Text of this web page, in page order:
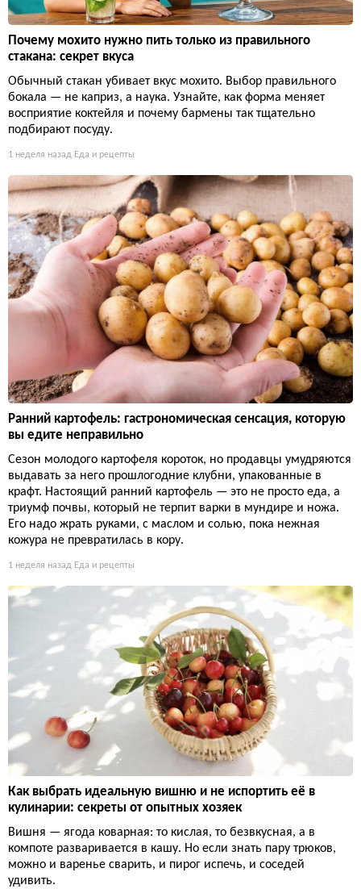
Почему мохито нужно пить только из правильного
стакана: секрет вкуса
Обычный стакан убивает вкус мохито. Выбор правильного
бокала — не каприз, а наука. Узнайте, как форма меняет
восприятие коктейля и почему бармены так тщательно
подбирают посуду.
1 неделя назад Еда и рецепты
Ранний картофель: гастрономическая сенсация, которую
вы едите неправильно
Сезон молодого картофеля короток, но продавцы умудряются
выдавать за него прошлогодние клубни, упакованные в
крафт. Настоящий ранний картофель — это не просто еда, а
триумф почвы, который не терпит варки в мундире и ножа.
Его надо жрать руками, с маслом и солью, пока нежная
кожура не превратилась в кору.
1 неделя назад Еда и рецепты
Как выбрать идеальную вишню и не испортить её в
кулинарии: секреты от опытных хозяек
Вишня — ягода коварная: то кислая, то безвкусная, а в
компоте разваривается в кашу. Но если знать пару трюков,
можно и варенье сварить, и пирог испечь, и соседей
удивить.